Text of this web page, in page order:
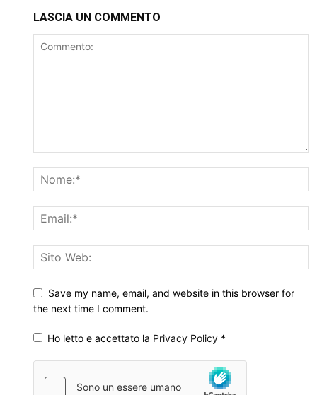
LASCIA UN COMMENTO
Save my name, email, and website in this browser for
the next time I comment.
Ho letto e accettato la Privacy Policy *